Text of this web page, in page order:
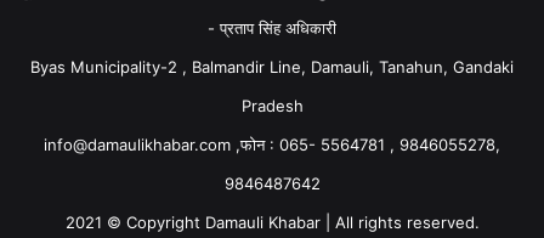
- प्रताप सिंह अधिकारी
Byas Municipality-2 , Balmandir Line, Damauli, Tanahun, Gandaki
Pradesh
info@damaulikhabar.com ,फोन : 065- 5564781 , 9846055278,
9846487642
2021 © Copyright Damauli Khabar | All rights reserved.